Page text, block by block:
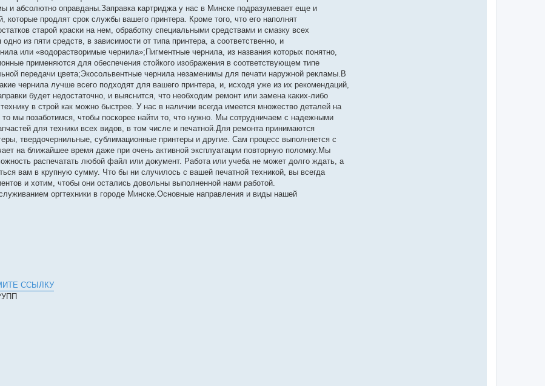
и абсолютно оправданы.Заправка картриджа у нас в Минске подразумевает еще и
продлят срок службы вашего принтера. Кроме того, что его наполнят
старой краски на нем, обработку специальными средствами и смазку всех
из пяти средств, в зависимости от типа принтера, а соответственно, и
или «водорастворимые чернила»;Пигментные чернила, из названия которых понятно,
применяются для обеспечения стойкого изображения в соответствующем типе
передачи цвета;Экосольвентные чернила незаменимы для печати наружной рекламы.В
чернила лучше всего подходят для вашего принтера, и, исходя уже из их рекомендаций,
будет недостаточно, и выяснится, что необходим ремонт или замена каких-либо
в строй как можно быстрее. У нас в наличии всегда имеется множество деталей на
мы позаботимся, чтобы поскорее найти то, что нужно. Мы сотрудничаем с надежными
для техники всех видов, в том числе и печатной.Для ремонта принимаются
твердочернильные, сублимационные принтеры и другие. Сам процесс выполняется с
на ближайшее время даже при очень активной эксплуатации повторную поломку.Мы
распечатать любой файл или документ. Работа или учеба не может долго ждать, а
вам в крупную сумму. Что бы ни случилось с вашей печатной техникой, вы всегда
и хотим, чтобы они остались довольны выполненной нами работой.
оргтехники в городе Минске.Основные направления и виды нашей
ССЫЛКУ